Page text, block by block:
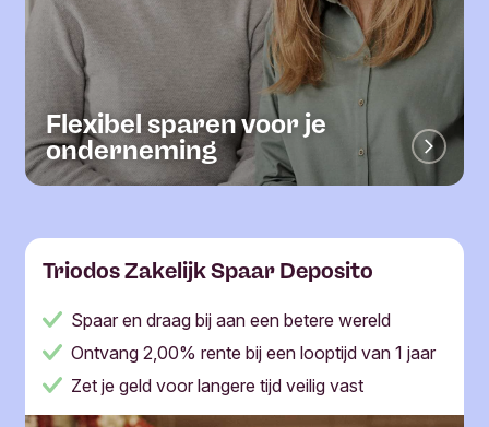
Flexibel sparen voor je
onderneming
Triodos Zakelijk Spaar Deposito
Spaar en draag bij aan een betere wereld
Ontvang 2,00% rente bij een looptijd van 1 jaar
Zet je geld voor langere tijd veilig vast